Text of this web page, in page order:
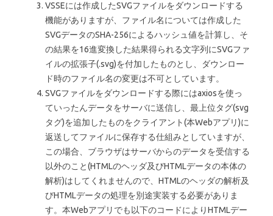
VSSEには作成したSVGファイルをダウンロードする
機能がありますが、ファイル名については作成した
SVGデータのSHA-256によるハッシュ値を計算し、そ
の結果を16進変換した結果得られる文字列にSVGファ
イルの拡張子(.svg)を付加したものとし、ダウンロー
ド時のファイル名の変更は不可としています。
SVGファイルをダウンロードする際にはaxiosを使っ
ていったんデータをサーバに送信し、最上位タグ(svg
タグ)を追加したものをクライアント(本Webアプリ)に
返送してファイルに保存する仕組みとしていますが、
この場合、ブラウザはサーバからのデータを受信する
以外のこと(HTMLのヘッダ及びHTMLデータの本体の
解析)はしてくれませんので、HTMLのヘッダの解析及
びHTMLデータの処理を別途実装する必要がありま
す。本Webアプリでも以下のコードによりHTMLデー